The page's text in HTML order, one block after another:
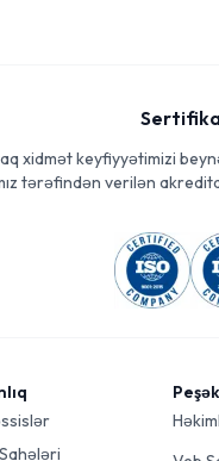
xidmət keyfiyyətimizi
tərəfindən verilən